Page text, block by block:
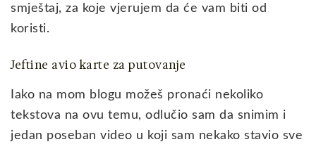
smještaj, za koje vjerujem da će vam biti od
koristi.
Jeftine avio karte za putovanje
Iako na mom blogu možeš pronaći nekoliko
tekstova na ovu temu, odlučio sam da snimim i
jedan poseban video u koji sam nekako stavio sve